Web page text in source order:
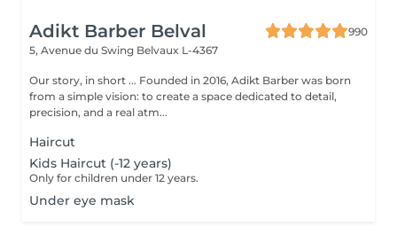
Adikt Barber Belval
990
5, Avenue du Swing Belvaux L-4367
Our story, in short ... Founded in 2016, Adikt Barber was born
from a simple vision: to create a space dedicated to detail,
precision, and a real atm...
Haircut
Kids Haircut (-12 years)
Only for children under 12 years.
Under eye mask